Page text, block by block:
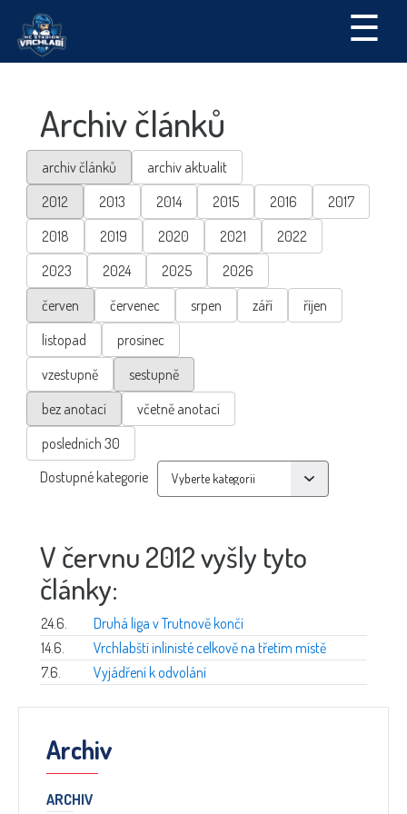
☰
Archiv článků
archiv článků
archiv aktualit
2012
2013 2014 2015 2016
2017
2018
2019 2020 2021
2022
2023
2024 2025
2026
červen
červenec srpen září
říjen
listopad
prosinec
vzestupně
sestupně
bez anotací
včetně anotací
posledních 30
Dostupné kategorie
V červnu 2012 vyšly tyto
články:
24.6.
Druhá liga v Trutnově končí
14.6.
Vrchlabští inlinisté celkově na třetím místě
7.6.
Vyjádření k odvolání
Archiv
ARCHIV